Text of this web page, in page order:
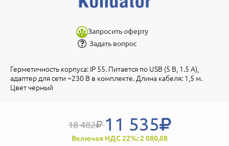
Запросить оферту
Задать вопрос
Герметичность корпуса: IP 55. Питается по USB (5 В, 1.5 А),
адаптер для сети ~230 В в комплекте. Длина кабеля: 1,5 м.
Цвет черный
18 482 11 535
Включая НДС 22%: 2 080,08